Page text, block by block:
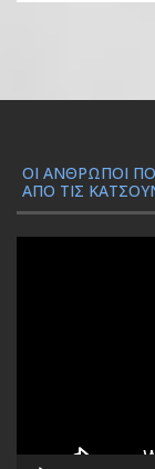
ΟΙ ΆΝΘΡΩΠΟΙ
ΑΠΌ ΤΙΣ
μ